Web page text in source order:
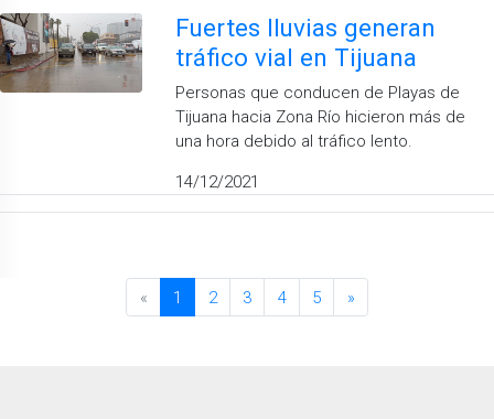
Fuertes lluvias generan
tráfico vial en Tijuana
Personas que conducen de Playas de
Tijuana hacia Zona Río hicieron más de
una hora debido al tráfico lento.
14/12/2021
« 1 2 3 4 5 »